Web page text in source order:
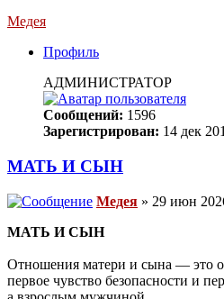
Медея
Профиль
АДМИНИСТРАТОР
Сообщений: 1596
Зарегистрирован: 14 дек
МАТЬ И СЫН
Медея » 29 июн
МАТЬ И СЫН
Отношения матери и сына — это
первое чувство безопасности и